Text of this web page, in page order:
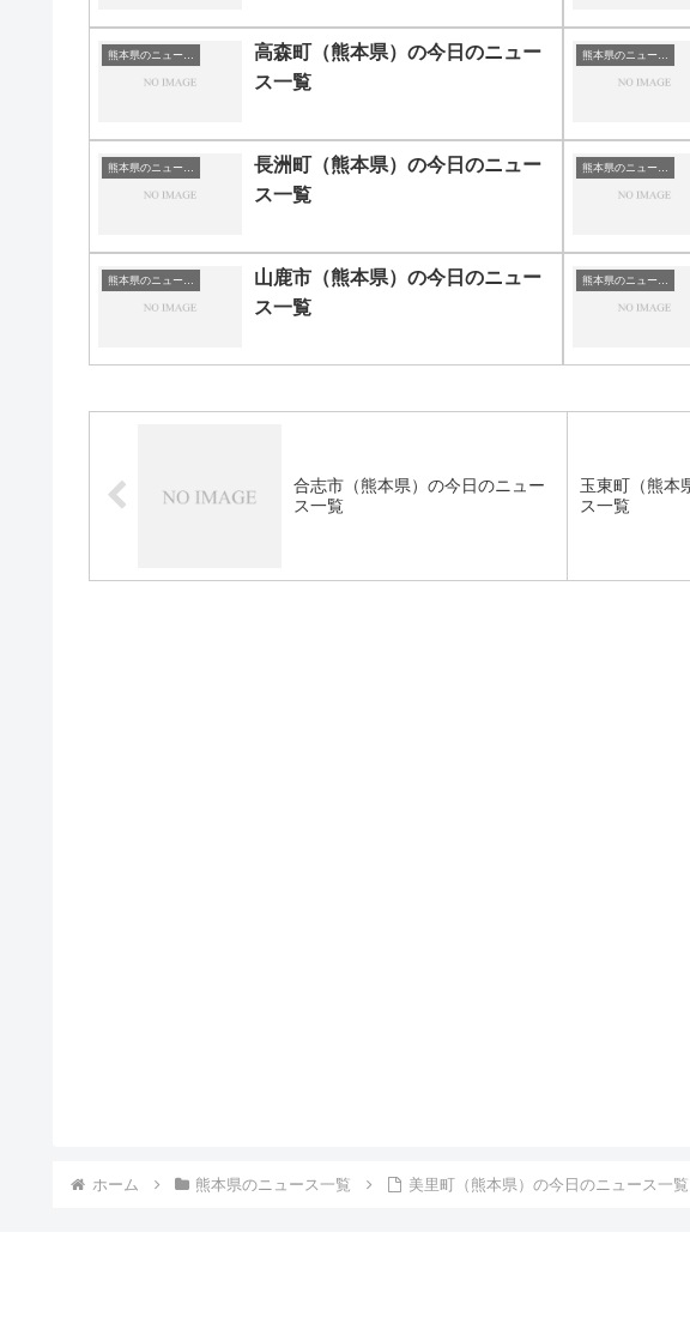
熊本県のニュース一覧
高森町（熊本県）の今日のニュー
ス一覧
熊本県のニュース一覧
熊本県のニュース一覧
長洲町（熊本県）の今日のニュー
ス一覧
熊本県のニュース一覧
熊本県のニュース一覧
山鹿市（熊本県）の今日のニュー
ス一覧
熊本県のニュース一覧
合志市（熊本県）の今日のニュー
ス一覧
玉東町（熊本
ス一覧
ホーム 熊本県のニュース一覧 美里町（熊本県）の今日のニュース一覧